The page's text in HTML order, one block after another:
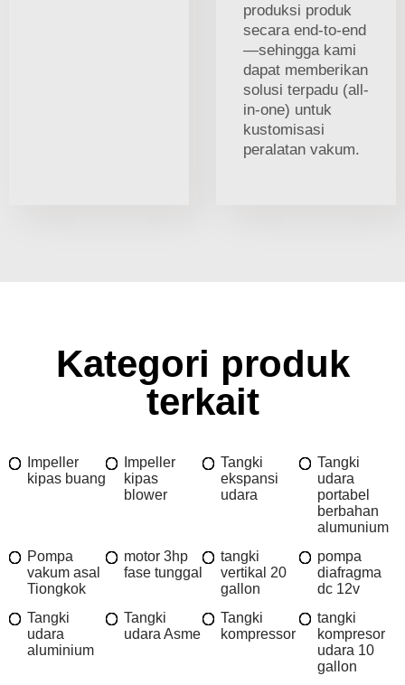
produksi produk
secara end-to-end
—sehingga kami
dapat memberikan
solusi terpadu (all-
in-one) untuk
kustomisasi
peralatan vakum.
Kategori produk
terkait
Impeller
kipas buang
Impeller
kipas
blower
Tangki
ekspansi
udara
Tangki
udara
portabel
berbahan
alumunium
Pompa
vakum asal
Tiongkok
motor 3hp
fase tunggal
tangki
vertikal 20
gallon
pompa
diafragma
dc 12v
Tangki
udara
aluminium
Tangki
udara Asme
Tangki
kompressor
tangki
kompresor
udara 10
gallon